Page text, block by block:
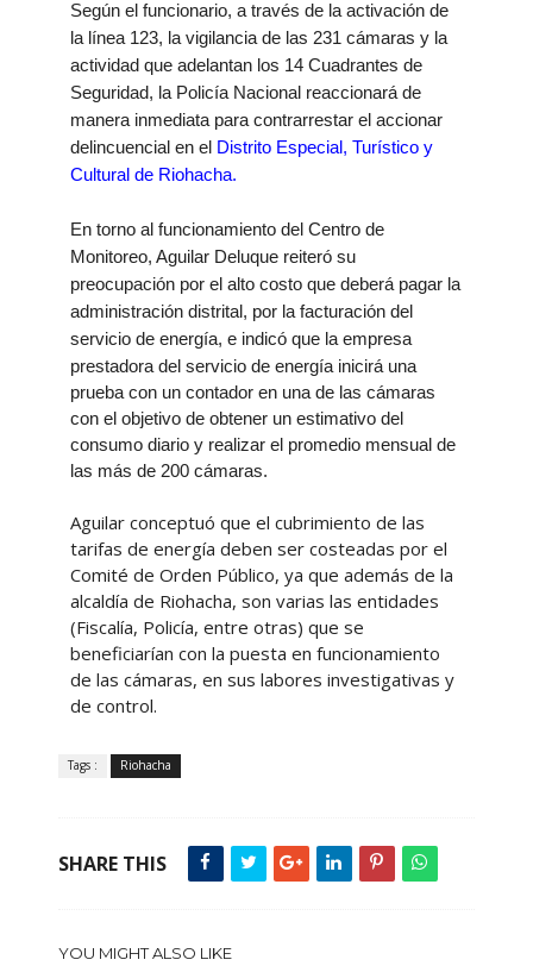
Según el funcionario, a través de la activación de
la línea 123, la vigilancia de las 231 cámaras y la
actividad que adelantan los 14 Cuadrantes de
Seguridad, la Policía Nacional reaccionará de
manera inmediata para contrarrestar el accionar
delincuencial en el Distrito Especial, Turístico y
Cultural de Riohacha.
En torno al funcionamiento del Centro de
Monitoreo, Aguilar Deluque reiteró su
preocupación por el alto costo que deberá pagar la
administración distrital, por la facturación del
servicio de energía, e indicóque la empresa
prestadora del servicio de energía inicirá una
prueba con un contador en una de las cámaras
con el objetivo de obtener un estimativo del
consumo diario y realizar el promedio mensual de
las más de 200 cámaras.
Aguilar conceptuó que el cubrimiento de las
tarifas de energía deben ser costeadas por el
Comité de Orden Público, ya que además de la
alcaldía de Riohacha, son varias las entidades
(Fiscalía, Policía, entre otras) que se
beneficiarían con la puesta en funcionamiento
de las cámaras, en sus labores investigativas y
de control.
Tags : Riohacha
SHARE THIS
YOU MIGHT ALSO LIKE